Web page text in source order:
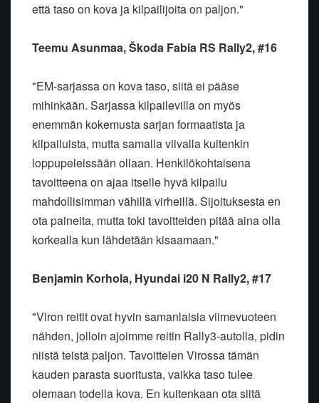
että taso on kova ja kilpailijoita on paljon."
Teemu Asunmaa, Škoda Fabia RS Rally2, #16
"EM-sarjassa on kova taso, siitä ei pääse
mihinkään. Sarjassa kilpailevilla on myös
enemmän kokemusta sarjan formaatista ja
kilpailuista, mutta samalla viivalla kuitenkin
loppupeleissään ollaan. Henkilökohtaisena
tavoitteena on ajaa itselle hyvä kilpailu
mahdollisimman vähillä virheillä. Sijoituksesta en
ota paineita, mutta toki tavoitteiden pitää aina olla
korkealla kun lähdetään kisaamaan."
Benjamin Korhola, Hyundai i20 N Rally2, #17
"Viron reitit ovat hyvin samanlaisia viimevuoteen
nähden, jolloin ajoimme reitin Rally3-autolla, pidin
niistä teistä paljon. Tavoittelen Virossa tämän
kauden parasta suoritusta, vaikka taso tulee
olemaan todella kova. En kuitenkaan ota siitä